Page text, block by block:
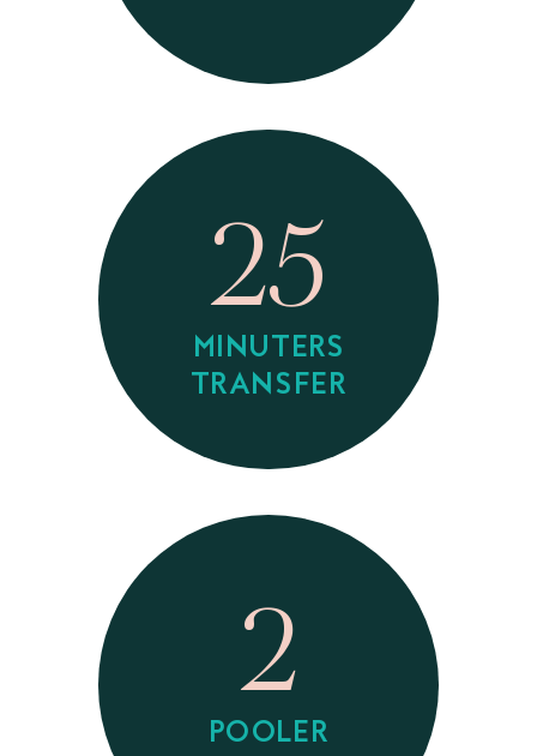
25
MINUTERS
TRANSFER
2
POOLER